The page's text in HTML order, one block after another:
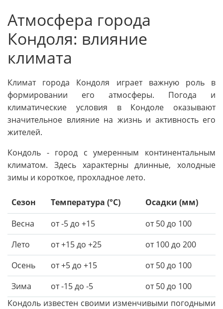
Атмосфера города
Кондоля: влияние
климата
Климат города Кондоля играет важную роль в
формировании его атмосферы. Погода и
климатические условия в Кондоле оказывают
значительное влияние на жизнь и активность его
жителей.
Кондоль - город с умеренным континентальным
климатом. Здесь характерны длинные, холодные
зимы и короткое, прохладное лето.
Сезон Температура (°C)
Осадки (мм)
Весна
от -5 до +15
от 50 до 100
Лето
от +15 до +25
от 100 до 200
Осень
от +5 до +15
от 50 до 100
Зима
от -15 до -5
от 50 до 100
Кондоль известен своими изменчивыми погодными